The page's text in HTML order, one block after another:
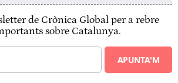
de Crònica Global per a rebre
sobre Catalunya.
APUNTA'M